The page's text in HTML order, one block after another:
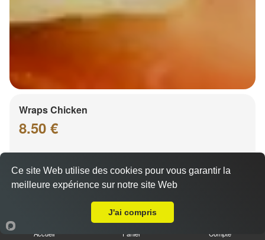
Wraps Chicken
8.50 €
Salade, tomates
Accueil Panier Compte
Ce site Web utilise des cookies pour vous garantir la
meilleure expérience sur notre site Web
J'ai compris